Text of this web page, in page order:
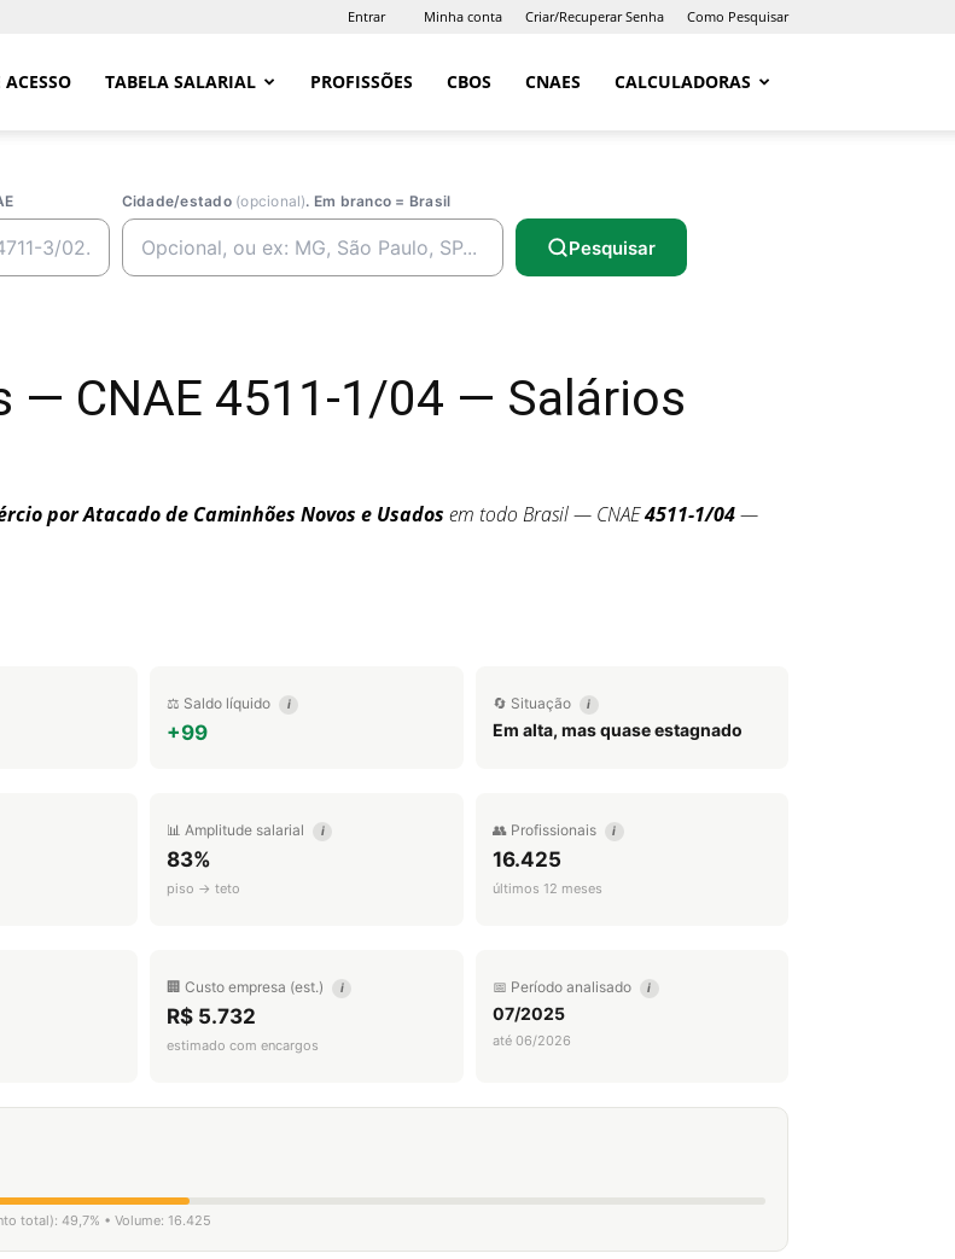
Entrar Minha conta Criar/Recuperar Senha Como Pesquisar
TABELA SALARIAL PROFISSÕES CBOS CNAES CALCULADORAS
Cidade/estado (opcional). Em branco = Brasil
Pesquisar
— CNAE 4511-1/04 — Salários
por Atacado de Caminhões Novos e Usados em todo Brasil — CNAE4511-1/04—
⚖️ Saldo líquido i
+99
🔄 Situação i
Em alta, mas quase estagnado
📊 Amplitude salarial i
83%
piso → teto
👥 Profissionais i
16.425
últimos 12 meses
🏢 Custo empresa (est.) i
R$ 5.732
estimado com encargos
📅 Período analisado i
07/2025
até 06/2026
total): 49,7% • Volume: 16.425